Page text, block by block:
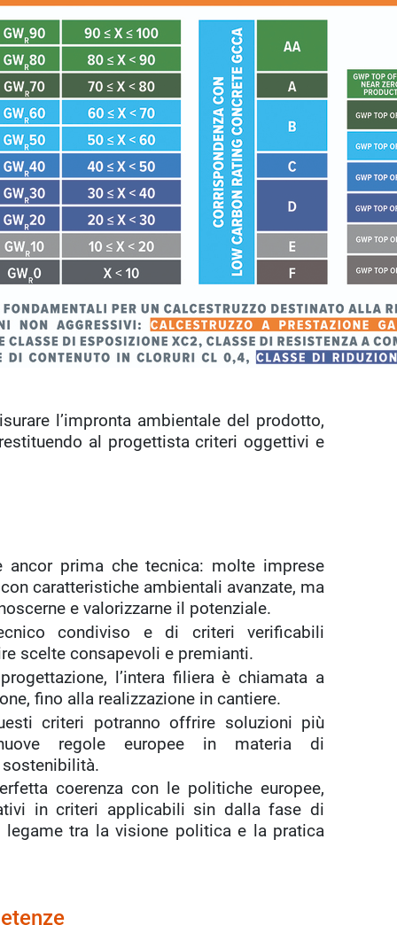
l’impronta ambientale del prodotto,
al progettista criteri oggettivi e
ancor prima che tecnica: molte imprese
caratteristiche ambientali avanzate, ma
e valorizzarne il potenziale.
condiviso e di criteri verificabili
scelte consapevoli e premianti.
l’intera filiera è chiamata a
fino alla realizzazione in cantiere.
criteri potranno offrire soluzioni più
regole europee in materia di
sostenibilità.
coerenza con le politiche europee,
in criteri applicabili sin dalla fase di
tra la visione politica e la pratica